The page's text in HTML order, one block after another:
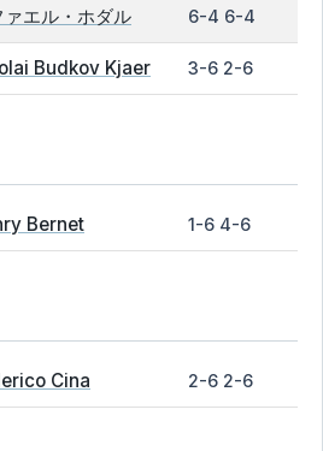
ァエル・ホダル 6-4 6-4
Budkov Kjaer 3-6 2-6
Bernet 1-6 4-6
Cina 2-6 2-6